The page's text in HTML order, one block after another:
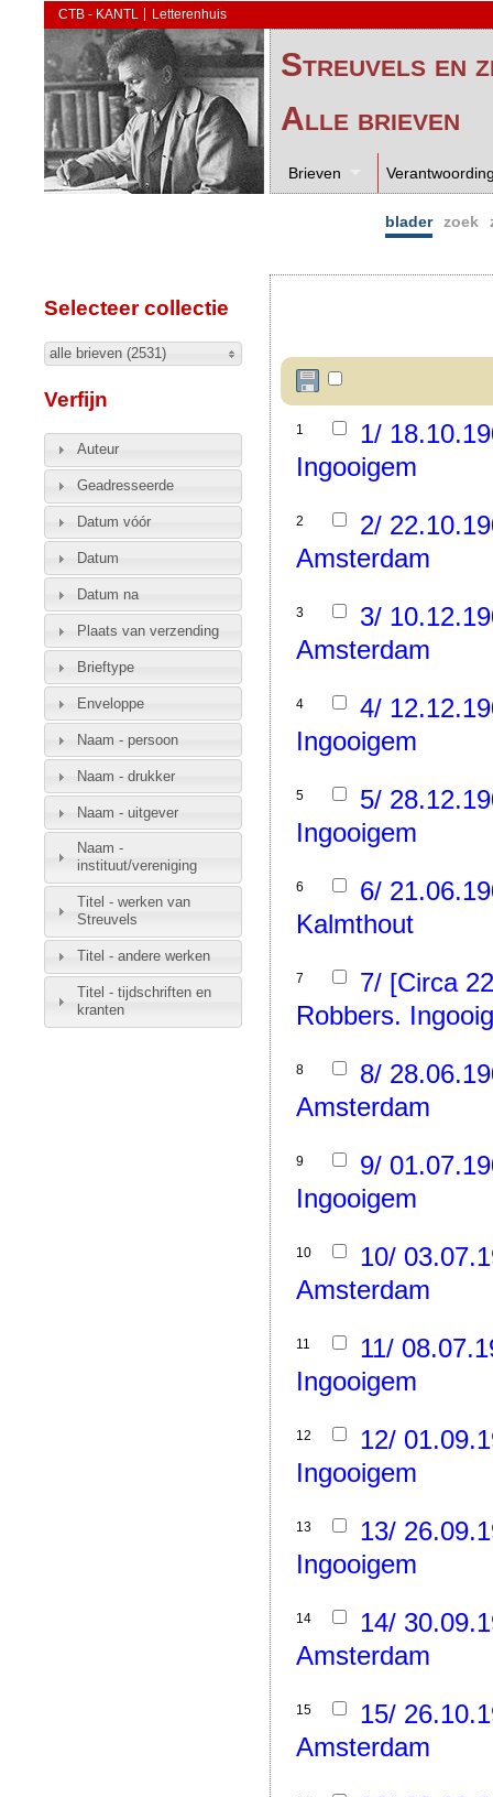
CTB - KANTL Letterenhuis
Streuvels en
Alle brieven
Brieven
blader zoek
1
1/
Ingooigem
2
2/
Amsterdam
3
3/
Amsterdam
4
4/
Ingooigem
5
5/
Ingooigem
6
6/
Kalmthout
7
7/ [Circa
Robbers.
8
8/
Amsterdam
9
9/
Ingooigem
10
10/
Amsterdam
11
11/
Ingooigem
12
12/
Ingooigem
13
13/
Ingooigem
14
14/
Amsterdam
15
15/
Amsterdam
Selecteer collectie
alle brieven (2531)
Verfijn
Auteur
Geadresseerde
Datum vóór
Datum
Datum na
Plaats van verzending
Brieftype
Enveloppe
Naam - persoon
Naam - drukker
Naam - uitgever
Naam -
instituut/vereniging
Titel - werken van
Streuvels
Titel - andere werken
Titel - tijdschriften en
kranten